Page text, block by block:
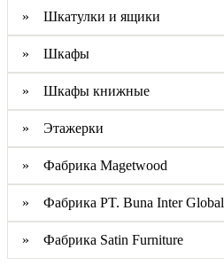
» Шкатулки и ящики
» Шкафы
» Шкафы книжные
» Этажерки
» Фабрика Magetwood
» Фабрика PT. Buna Inter Global
» Фабрика Satin Furniture